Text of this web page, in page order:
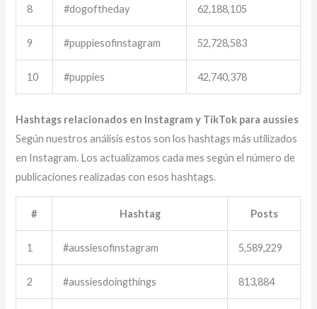
8 #dogoftheday 62,188,105
9 #puppiesofinstagram 52,728,583
10 #puppies 42,740,378
Hashtags relacionados en Instagram y TikTok para aussies
Según nuestros análisis estos son los hashtags más utilizados
en Instagram. Los actualizamos cada mes según el número de
publicaciones realizadas con esos hashtags.
# Hashtag Posts
1 #aussiesofinstagram 5,589,229
2 #aussiesdoingthings 813,884